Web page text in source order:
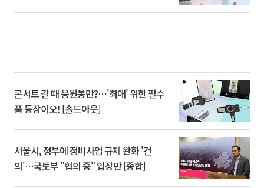
콘서트 갈 때 응원봉만?⋯'최애' 위한 필수
품 등장이오! [솔드아웃]
서울시, 정부에 정비사업 규제 완화 '건
의'⋯국토부 "협의 중" 입장만 [종합]